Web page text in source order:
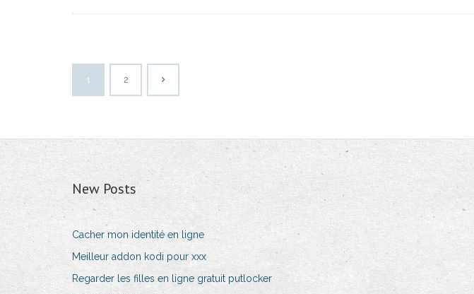
1 2
New Posts
Cacher mon identité en ligne
Meilleur addon kodi pour xxx
Regarder les filles en ligne gratuit putlocker